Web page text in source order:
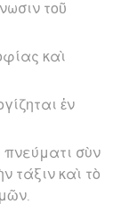
τοῦ
καὶ
ἐν
πνεύματι σὺν
τάξιν καὶ τὸ